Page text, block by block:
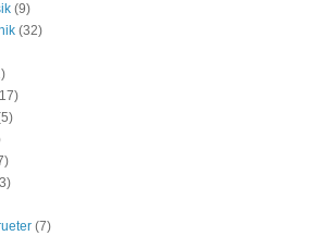
(9)
(32)
(7)